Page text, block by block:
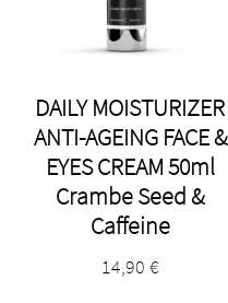
DAILY MOISTURIZER
ANTI-AGEING FACE &
EYES CREAM 50ml
Crambe Seed &
Caffeine
14,90 €